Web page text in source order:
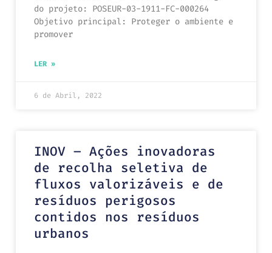
do projeto: POSEUR-03-1911-FC-000264
Objetivo principal: Proteger o ambiente e
promover
LER »
6 de Abril, 2022
INOV – Ações inovadoras
de recolha seletiva de
fluxos valorizáveis e de
resíduos perigosos
contidos nos resíduos
urbanos